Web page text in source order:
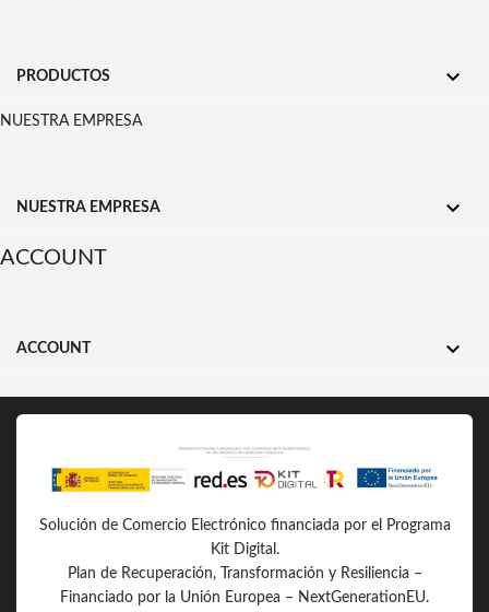
PRODUCTOS 
NUESTRA EMPRESA
NUESTRA EMPRESA 
ACCOUNT
ACCOUNT 
Solución de Comercio Electrónico financiada por el Programa
Kit Digital.
Plan de Recuperación, Transformación y Resiliencia –
Financiado por la Unión Europea – NextGenerationEU.